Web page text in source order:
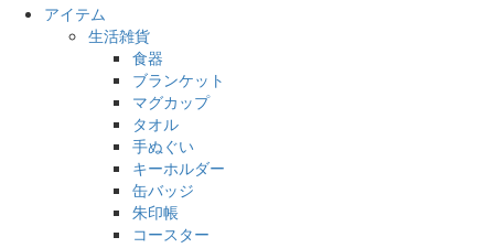
アイテム
生活雑貨
食器
ブランケット
マグカップ
タオル
手ぬぐい
キーホルダー
缶バッジ
朱印帳
コースター